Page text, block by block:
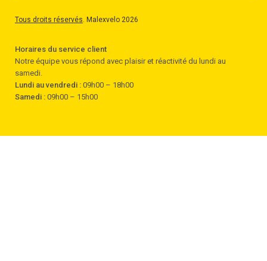
Tous droits réservés. Malexvelo 2026
Horaires du service client
Notre équipe vous répond avec plaisir et réactivité du lundi au
samedi.
Lundi au vendredi : 09h00 – 18h00
Samedi : 09h00 – 15h00